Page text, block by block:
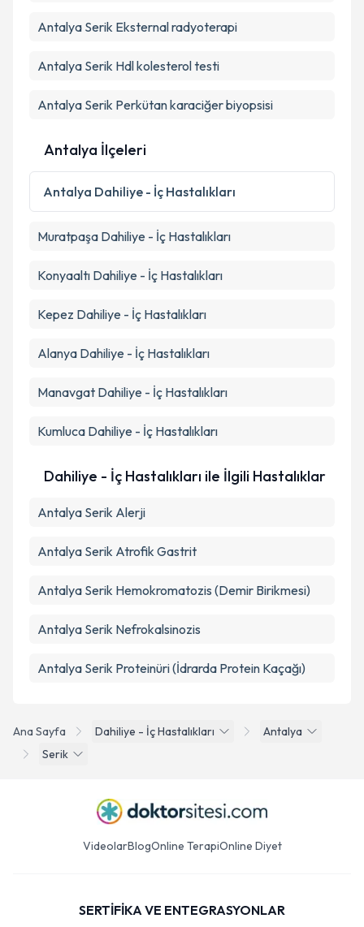
Ana Sayfa Dahiliye - İç Hastalıkları
Antalya
Serik
Antalya Serik Eksternal radyoterapi
Antalya Serik Hdl kolesterol testi
Antalya Serik Perkütan karaciğer biyopsisi
Antalya İlçeleri
Antalya Dahiliye - İç Hastalıkları
Muratpaşa Dahiliye - İç Hastalıkları
Konyaaltı Dahiliye - İç Hastalıkları
Kepez Dahiliye - İç Hastalıkları
Alanya Dahiliye - İç Hastalıkları
Manavgat Dahiliye - İç Hastalıkları
Kumluca Dahiliye - İç Hastalıkları
Dahiliye - İç Hastalıkları ile İlgili Hastalıklar
Antalya Serik Alerji
Antalya Serik Atrofik Gastrit
Antalya Serik Hemokromatozis (Demir Birikmesi)
Antalya Serik Nefrokalsinozis
Antalya Serik Proteinüri (İdrarda Protein Kaçağı)
VideolarBlogOnline TerapiOnline Diyet
SERTİFİKA VE ENTEGRASYONLAR